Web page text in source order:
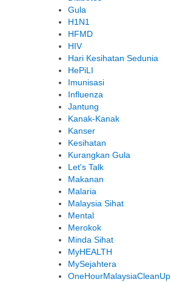
Gula
H1N1
HFMD
HIV
Hari Kesihatan Sedunia
HePiLI
Imunisasi
Influenza
Jantung
Kanak-Kanak
Kanser
Kesihatan
Kurangkan Gula
Let's Talk
Makanan
Malaria
Malaysia Sihat
Mental
Merokok
Minda Sihat
MyHEALTH
MySejahtera
OneHourMalaysiaCleanUp